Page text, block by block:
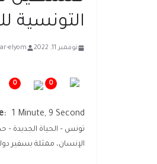
التونسية
نوفمبر 11, 2022 elyom
0
0
1 Minute, 9 Second
تونس – الحياة الجديدة
الإنسان، ممثلة بسفير